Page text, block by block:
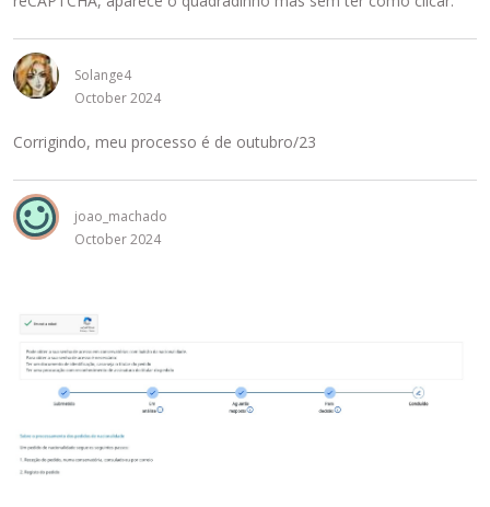
Solange4
October 2024
Corrigindo, meu processo é de outubro/23
joao_machado
October 2024